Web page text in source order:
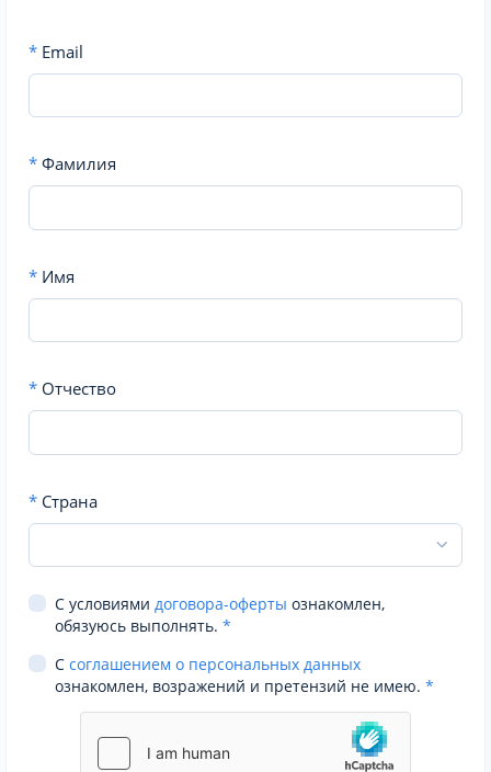
* Email
* Фамилия
* Имя
* Отчество
* Страна
С условиями договора-оферты ознакомлен,
обязуюсь выполнять. *
С соглашением о персональных данных
ознакомлен, возражений и претензий не имею. *